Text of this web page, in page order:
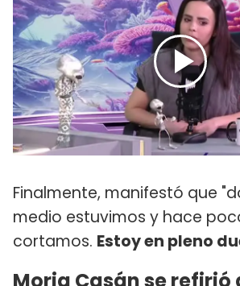
Finalmente, manifestó que
medio estuvimos y hace
cortamos. Estoy en pleno
Moria Casán se refirió